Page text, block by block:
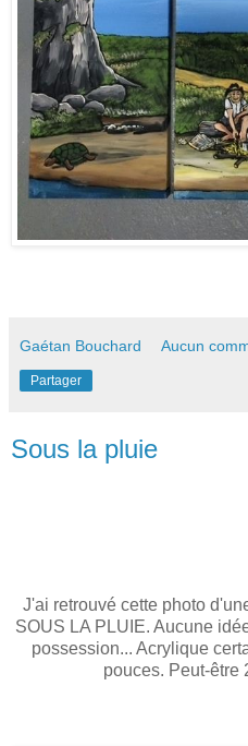
Gaétan Bouchard Aucun
Partager
Sous la pluie
J'ai retrouvé cette photo
SOUS LA PLUIE. Aucune
possession... Acrylique
pouces. Peut-être